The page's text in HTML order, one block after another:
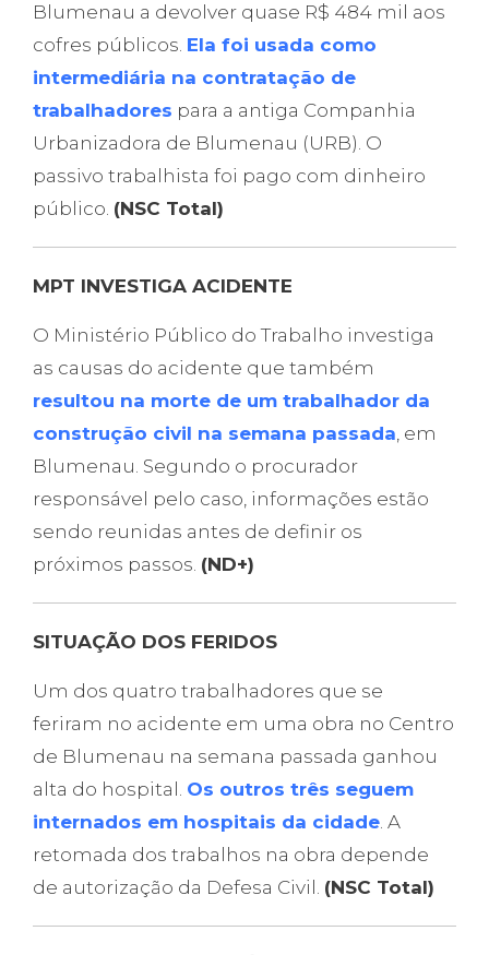
Blumenau a devolver quase R$ 484 mil aos
cofres públicos. Ela foi usada como
intermediária na contratação de
trabalhadores para a antiga Companhia
Urbanizadora de Blumenau (URB). O
passivo trabalhista foi pago com dinheiro
público. (NSC Total)
MPT INVESTIGA ACIDENTE
O Ministério Público do Trabalho investiga
as causas do acidente que também
resultou na morte de um trabalhador da
construção civil na semana passada, em
Blumenau. Segundo o procurador
responsável pelo caso, informações estão
sendo reunidas antes de definir os
próximos passos. (ND+)
SITUAÇÃO DOS FERIDOS
Um dos quatro trabalhadores que se
feriram no acidente em uma obra no Centro
de Blumenau na semana passada ganhou
alta do hospital. Os outros três seguem
internados em hospitais da cidade. A
retomada dos trabalhos na obra depende
de autorização da Defesa Civil. (NSC Total)